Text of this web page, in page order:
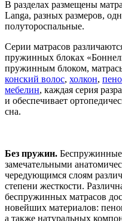
В разделах размещены
Langa, разных размеров,
полутороспальные.
Серии матрасов
пружинных блоках
пружинным блоком,
конский волос, холкон,
мебелин, каждая серия
и обеспечивает
сна.
Без пружин.
замечательными
чередующимся слоям
степени жесткости.
беспружинных матрасов
новейших материалов:
а также натуральных